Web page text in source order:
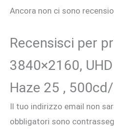
Ancora non ci sono
Recensisci per
3840×2160,
Haze 25 , 500cd/
Il tuo indirizzo email non
obbligatori sono